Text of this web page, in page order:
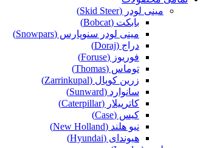
مینی لودر (Skid Steer)
بابکت (Bobcat)
مینی لودر سنوپارس (Snowpars)
دراج (Doraj)
فوریوز (Foruse)
توماس (Thomas)
زرین کوپال (Zarrinkupal)
سانوارد (Sunward)
کاترپیلار (Caterpillar)
کیس (Case)
نیو هلند (New Holland)
هیوندای (Hyundai)